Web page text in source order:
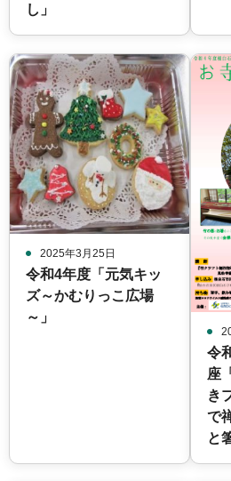
し」
2025年3月25日
令和4年度「元気キッ
ズ～かむりっこ広場
～」
令
座
き
で
と